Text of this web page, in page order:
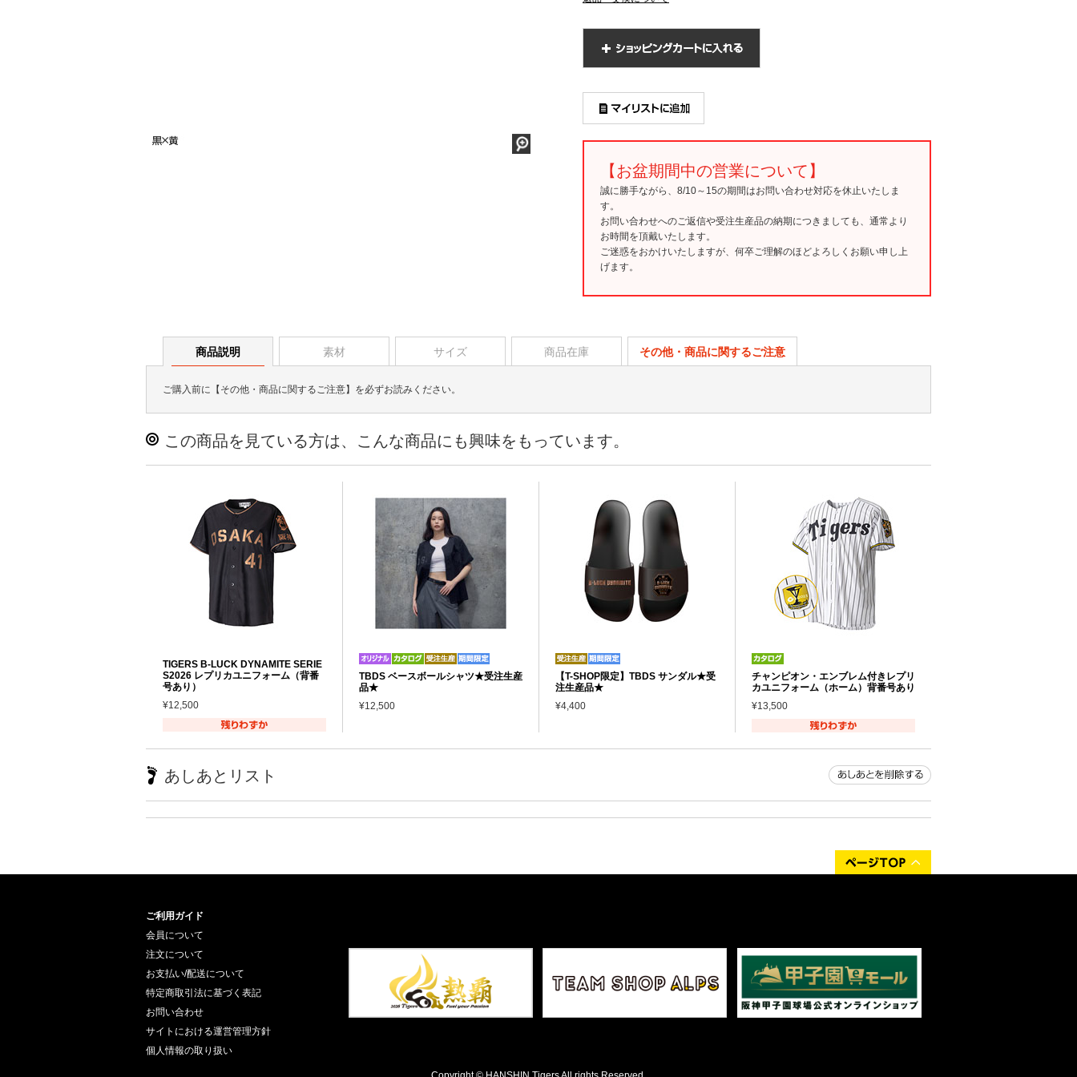
【お盆期間中の営業について】
誠に勝手ながら、8/10～15の期間はお問い合わせ対応を休止いたしま
す。
お問い合わせへのご返信や受注生産品の納期につきましても、通常より
お時間を頂戴いたします。
ご迷惑をおかけいたしますが、何卒ご理解のほどよろしくお願い申し上
げます。
商品説明 素材 サイズ 商品在庫 その他・商品に関するご注意
ご購入前に【その他・商品に関するご注意】を必ずお読みください。
この商品を見ている方は、こんな商品にも興味をもっています。
TIGERS B-LUCK DYNAMITE SERIE
S2026 レプリカユニフォーム（背番
号あり）
¥12,500
TBDS ベースボールシャツ★受注生産
品★
¥12,500
【T-SHOP限定】TBDS サンダル★受
注生産品★
¥4,400
チャンピオン・エンブレム付きレプリ
カユニフォーム（ホーム）背番号あり
¥13,500
あしあとリスト
ご利用ガイド
会員について
注文について
お支払い/配送について
特定商取引法に基づく表記
お問い合わせ
サイトにおける運営管理方針
個人情報の取り扱い